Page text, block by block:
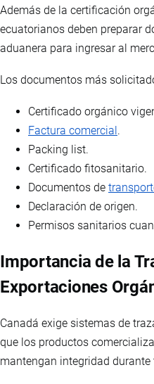
Además de la certificación
ecuatorianos deben preparar
aduanera para ingresar al
Los documentos más
Certificado orgánico
Factura comercial .
Packing list.
Certificado fitosanitario.
Documentos de
Declaración de origen.
Permisos sanitarios
Importancia de la
Exportaciones
Canadá exige sistemas de
que los productos
mantengan integridad